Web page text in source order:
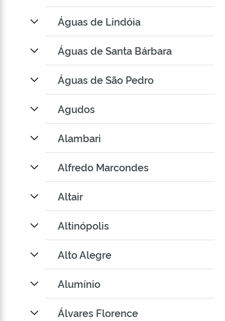
Águas de Lindóia
Águas de Santa Bárbara
Águas de São Pedro
Agudos
Alambari
Alfredo Marcondes
Altair
Altinópolis
Alto Alegre
Alumínio
Álvares Florence